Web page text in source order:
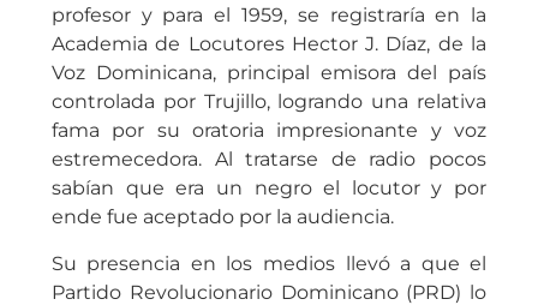
profesor y para el 1959, se registraría en la
Academia de Locutores Hector J. Díaz, de la
Voz Dominicana, principal emisora del país
controlada por Trujillo, logrando una relativa
fama por su oratoria impresionante y voz
estremecedora. Al tratarse de radio pocos
sabían que era un negro el locutor y por
ende fue aceptado por la audiencia.
Su presencia en los medios llevó a que el
Partido Revolucionario Dominicano (PRD) lo